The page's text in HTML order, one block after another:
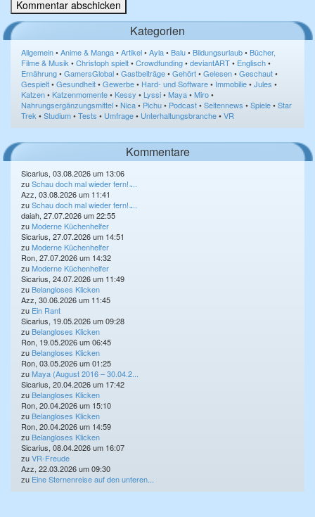
Kategorien
Allgemein•Anime & Manga•Artikel•Ayla•Balu•Bildungsurlaub•Bücher,
Filme & Musik •Christoph spielt•Crowdfunding•deviantART• Englisch•
Ernährung•GamersGlobal•Gastbeiträge•Gehört•Gelesen•Geschaut•
Gespielt•Gesundheit•Gewerbe• Hard- und Software• Immobilie•Jules •
Katzen•Katzenmomente•Kessy • Lyssi•Maya•Miro•
Nahrungsergänzungsmittel•Nica• Pichu• Podcast•Seitennews •Spiele•Star
Trek •Studium•Tests • Umfrage• Unterhaltungsbranche•VR
Kommentare
Sicarius, 03.08.2026 um 13:06
zuSchau doch mal wieder fern! ̵...
Azz, 03.08.2026 um 11:41
zuSchau doch mal wieder fern! ̵...
daiah, 27.07.2026 um 22:55
zuModerne Küchenhelfer
Sicarius, 27.07.2026 um 14:51
zuModerne Küchenhelfer
Ron, 27.07.2026 um 14:32
zuModerne Küchenhelfer
Sicarius, 24.07.2026 um 11:49
zu Belangloses Klicken
Azz, 30.06.2026 um 11:45
zu Ein Rant
Sicarius, 19.05.2026 um 09:28
zu Belangloses Klicken
Ron, 19.05.2026 um 06:45
zu Belangloses Klicken
Ron, 03.05.2026 um 01:25
zuMaya (August 2016 – 30.04.2...
Sicarius, 20.04.2026 um 17:42
zu Belangloses Klicken
Ron, 20.04.2026 um 15:10
zu Belangloses Klicken
Ron, 20.04.2026 um 14:59
zu Belangloses Klicken
Sicarius, 08.04.2026 um 16:07
zuVR-Freude
Azz, 22.03.2026 um 09:30
zu Eine Sternenreise auf den unteren...